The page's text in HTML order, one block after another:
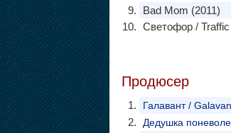
Bad Mom (2011)
Светофор / Traffic
Продюсер
Галавант /
Дедушка